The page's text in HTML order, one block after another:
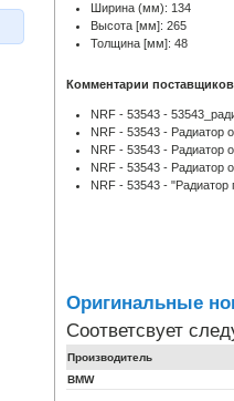
Ширина (мм): 134
Высота [мм]: 265
Толщина [мм]: 48
Комментарии
NRF - 53543 -
NRF - 53543 - Радиатор
NRF - 53543 - Радиатор
NRF - 53543 - Радиатор
NRF - 53543 - "Радиатор
Оригинальные
Соответсвует
Производитель
BMW